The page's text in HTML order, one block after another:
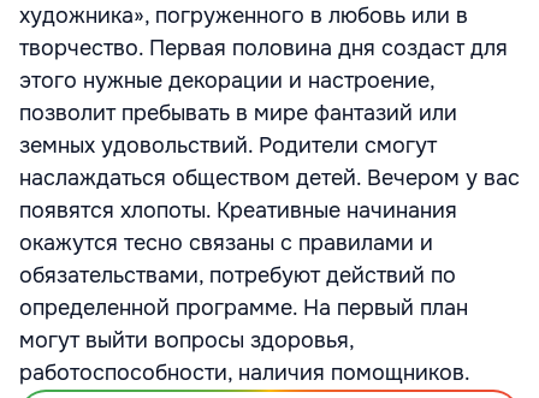
художника», погруженного в любовь или в
творчество. Первая половина дня создаст для
этого нужные декорации и настроение,
позволит пребывать в мире фантазий или
земных удовольствий. Родители смогут
наслаждаться обществом детей. Вечером у вас
появятся хлопоты. Креативные начинания
окажутся тесно связаны с правилами и
обязательствами, потребуют действий по
определенной программе. На первый план
могут выйти вопросы здоровья,
работоспособности, наличия помощников.